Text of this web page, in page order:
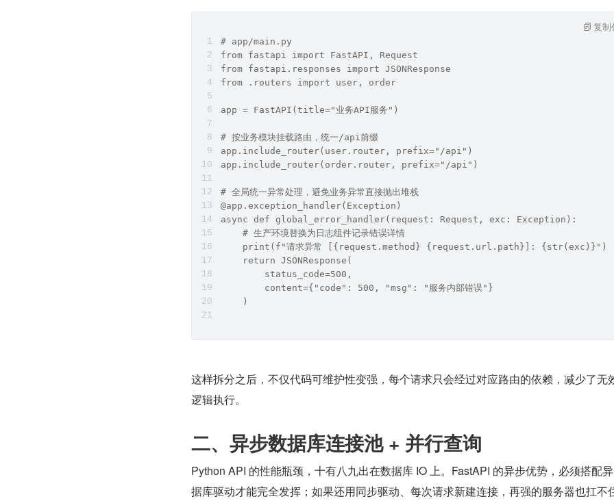
# app/main.py
from fastapi import FastAPI, Request
from fastapi.responses import JSONResponse
from .routers import user, order
app = FastAPI(title="业务API服务")
# 按业务模块挂载路由，统一/api前缀
app.include_router(user.router, prefix="/api")
app.include_router(order.router, prefix="/api")
# 全局统一异常处理，避免业务异常直接抛出堆栈
@app.exception_handler(Exception)
async def global_error_handler(request: Request, exc: Exception):
    # 生产环境替换为日志组件记录错误详情
    print(f"请求异常 [{request.method} {request.url.path}]: {str(exc)}")
    return JSONResponse(
        status_code=500,
        content={"code": 500, "msg": "服务内部错误"}
    )
复制
这样拆分之后，不仅代码可维护性变强，每个请求只会经过对应路由的依赖，减少了无
逻辑执行。
二、异步数据库连接池 + 并行查询
Python API 的性能瓶颈，十有八九出在数据库 IO 上。FastAPI 的异步优势，必须搭配
据库驱动才能完全发挥；如果还用同步驱动、每次请求新建连接，再强的服务器也扛不